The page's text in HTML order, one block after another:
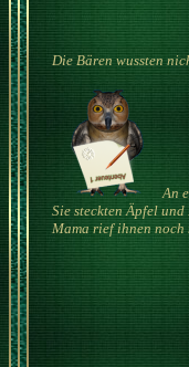
Die Bären wussten
An
Sie steckten Äpfel
Mama rief ihnen noch